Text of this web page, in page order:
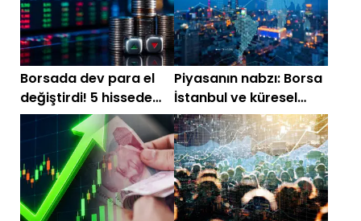
Borsada dev para el
değiştirdi! 5 hissede
özel emir işlemi
Piyasanın nabzı: Borsa
İstanbul ve küresel
piyasalarda gün
başlarken (31 Temmuz
2026)